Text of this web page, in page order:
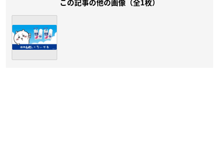
この記事の他の画像（全1枚）